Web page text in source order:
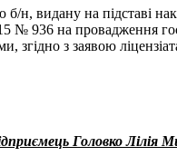
н, видану на підставі
№ 936 на провадження
згідно з заявою
Головко Лілія